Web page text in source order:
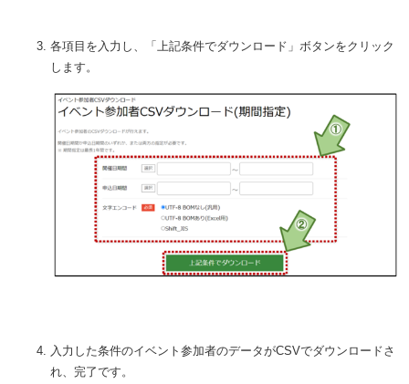
各項目を入力し、「上記条件でダウンロード」ボタンをクリック
します。
入力した条件のイベント参加者のデータがCSVでダウンロードさ
れ、完了です。